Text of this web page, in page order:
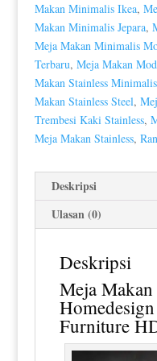
Makan Minimalis Ikea,
Makan Minimalis Jepara,
Meja Makan Minimalis
Terbaru, Meja Makan
Makan Stainless Minimalis
Makan Stainless Steel,
Trembesi Kaki Stainless,
Meja Makan Stainless,
Deskripsi
Ulasan (0)
Deskripsi
Meja
Furniture